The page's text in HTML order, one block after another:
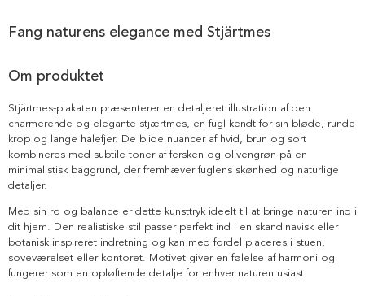
Fang naturens elegance med Stjärtmes
Om produktet
Stjärtmes-plakaten præsenterer en detaljeret illustration af den
charmerende og elegante stjærtmes, en fugl kendt for sin bløde, runde
krop og lange halefjer. De blide nuancer af hvid, brun og sort
kombineres med subtile toner af fersken og olivengrøn på en
minimalistisk baggrund, der fremhæver fuglens skønhed og naturlige
detaljer.
Med sin ro og balance er dette kunsttryk ideelt til at bringe naturen ind i
dit hjem. Den realistiske stil passer perfekt ind i en skandinavisk eller
botanisk inspireret indretning og kan med fordel placeres i stuen,
soveværelset eller kontoret. Motivet giver en følelse af harmoni og
fungerer som en opløftende detalje for enhver naturentusiast.